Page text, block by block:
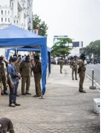
#cổ phiếu Mỹ